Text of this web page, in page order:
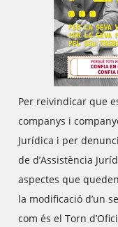
Per reivindicar que
companys i
Jurídica i per
de d’Assistència
aspectes que
la modificació d’un
com és el Torn